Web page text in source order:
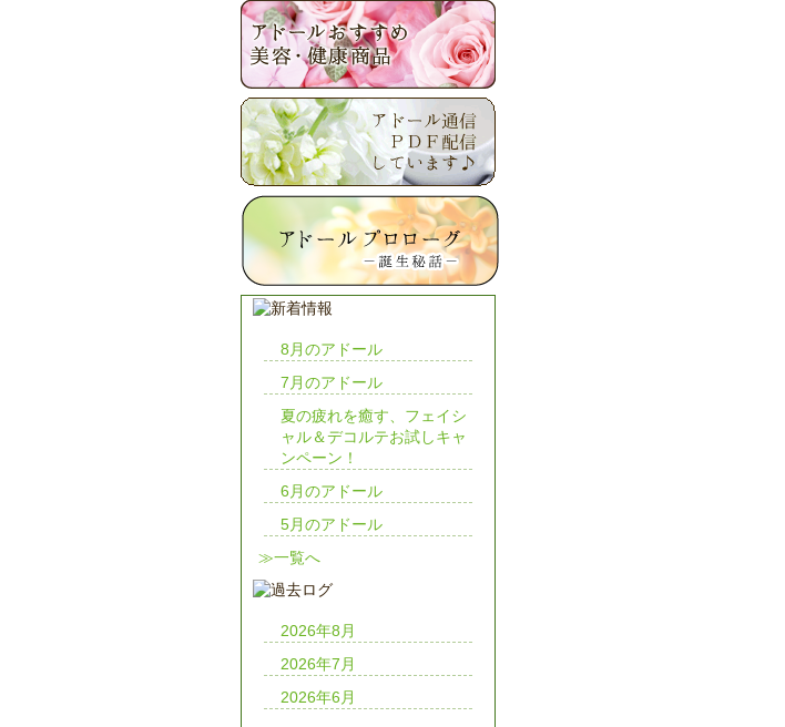
8月のアドール
7月のアドール
夏の疲れを癒す、フェイシ
ャル＆デコルテお試しキャ
ンペーン！
6月のアドール
5月のアドール
≫一覧へ
2026年8月
2026年7月
2026年6月